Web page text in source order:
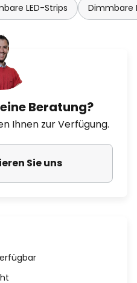
LED-Strips Dimmbare
Beratung?
Ihnen zur Verfügung.
Sie uns